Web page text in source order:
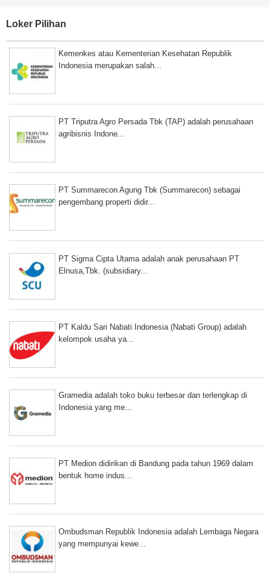
Loker Pilihan
Kemenkes atau Kementerian Kesehatan Republik
Indonesia merupakan salah...
PT Triputra Agro Persada Tbk (TAP) adalah perusahaan
agribisnis Indone...
PT Summarecon Agung Tbk (Summarecon) sebagai
pengembang properti didir...
PT Sigma Cipta Utama adalah anak perusahaan PT
Elnusa,Tbk. (subsidiary...
PT Kaldu Sari Nabati Indonesia (Nabati Group) adalah
kelompok usaha ya...
Gramedia adalah toko buku terbesar dan terlengkap di
Indonesia yang me...
PT Medion didirikan di Bandung pada tahun 1969 dalam
bentuk home indus...
Ombudsman Republik Indonesia adalah Lembaga Negara
yang mempunyai kewe...